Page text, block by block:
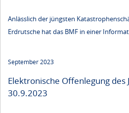
Anlässlich der jüngsten
Erdrutsche hat das BMF in einer
September 2023
Elektronische Offenlegung des
30.9.2023